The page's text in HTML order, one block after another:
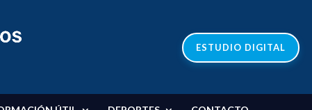
ESTUDIO DIGITAL